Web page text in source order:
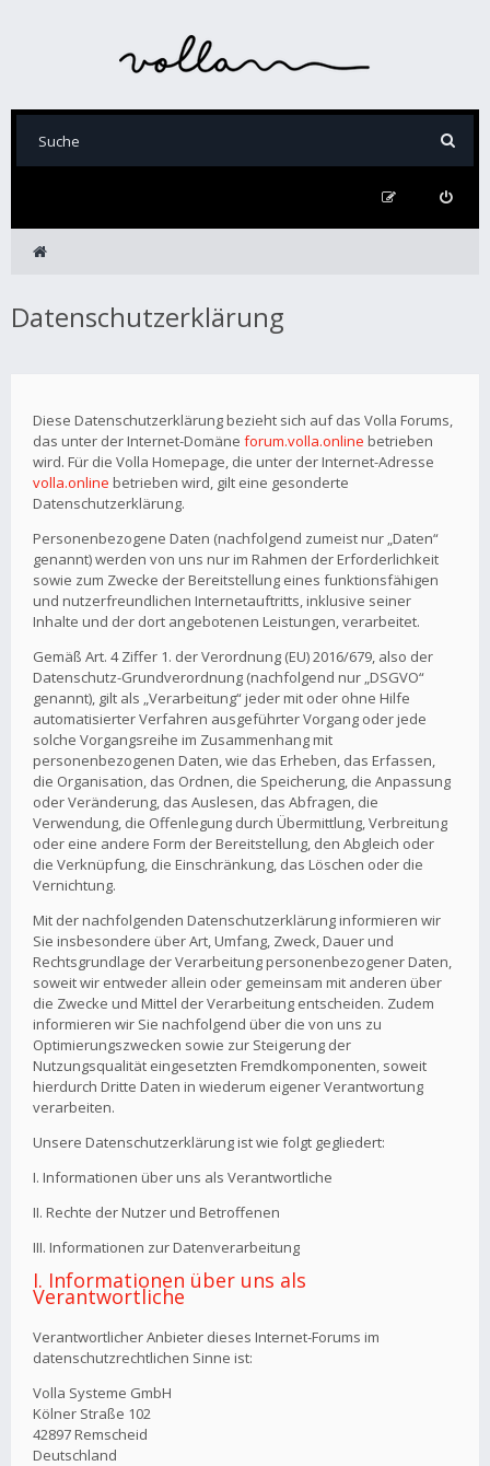
Datenschutzerklärung
Diese Datenschutzerklärung bezieht sich auf das Volla Forums,
das unter der Internet-Domäne forum.volla.online betrieben
wird. Für die Volla Homepage, die unter der Internet-Adresse
volla.online betrieben wird, gilt eine gesonderte
Datenschutzerklärung.
Personenbezogene Daten (nachfolgend zumeist nur „Daten“
genannt) werden von uns nur im Rahmen der Erforderlichkeit
sowie zum Zwecke der Bereitstellung eines funktionsfähigen
und nutzerfreundlichen Internetauftritts, inklusive seiner
Inhalte und der dort angebotenen Leistungen, verarbeitet.
Gemäß Art. 4 Ziffer 1. der Verordnung (EU) 2016/679, also der
Datenschutz-Grundverordnung (nachfolgend nur „DSGVO“
genannt), gilt als „Verarbeitung“ jeder mit oder ohne Hilfe
automatisierter Verfahren ausgeführter Vorgang oder jede
solche Vorgangsreihe im Zusammenhang mit
personenbezogenen Daten, wie das Erheben, das Erfassen,
die Organisation, das Ordnen, die Speicherung, die Anpassung
oder Veränderung, das Auslesen, das Abfragen, die
Verwendung, die Offenlegung durch Übermittlung, Verbreitung
oder eine andere Form der Bereitstellung, den Abgleich oder
die Verknüpfung, die Einschränkung, das Löschen oder die
Vernichtung.
Mit der nachfolgenden Datenschutzerklärung informieren wir
Sie insbesondere über Art, Umfang, Zweck, Dauer und
Rechtsgrundlage der Verarbeitung personenbezogener Daten,
soweit wir entweder allein oder gemeinsam mit anderen über
die Zwecke und Mittel der Verarbeitung entscheiden. Zudem
informieren wir Sie nachfolgend über die von uns zu
Optimierungszwecken sowie zur Steigerung der
Nutzungsqualität eingesetzten Fremdkomponenten, soweit
hierdurch Dritte Daten in wiederum eigener Verantwortung
verarbeiten.
Unsere Datenschutzerklärung ist wie folgt gegliedert:
I. Informationen über uns als Verantwortliche
II. Rechte der Nutzer und Betroffenen
III. Informationen zur Datenverarbeitung
I. Informationen über uns als
Verantwortliche
Verantwortlicher Anbieter dieses Internet-Forums im
datenschutzrechtlichen Sinne ist:
Volla Systeme GmbH
Kölner Straße 102
42897 Remscheid
Deutschland